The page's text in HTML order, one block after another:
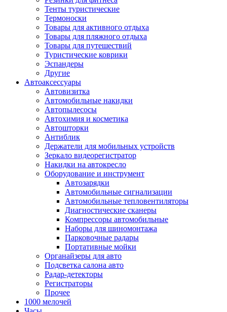
Тенты туристические
Термоноски
Товары для активного отдыха
Товары для пляжного отдыха
Товары для путешествий
Туристические коврики
Эспандеры
Другие
Автоаксессуары
Автовизитка
Автомобильные накидки
Автопылесосы
Автохимия и косметика
Автошторки
Антиблик
Держатели для мобильных устройств
Зеркало видеорегистратор
Накидки на автокресло
Оборудование и инструмент
Автозарядки
Автомобильные сигнализации
Автомобильные тепловентиляторы
Диагностические сканеры
Компрессоры автомобильные
Наборы для шиномонтажа
Парковочные радары
Портативные мойки
Органайзеры для авто
Подсветка салона авто
Радар-детекторы
Регистраторы
Прочее
1000 мелочей